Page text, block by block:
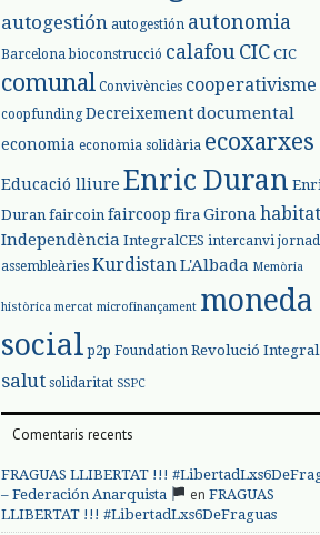
autogestión autogestión autonomia
Barcelona bioconstrucció calafou CIC CIC
comunal Convivències cooperativisme
coopfunding Decreixementdocumental
economia economia solidària ecoxarxes
Educació lliure Enric Duran
Duran faircoin faircoop fira Girona
Independència IntegralCES intercanvi
assembleàries Kurdistan L'Albada Memòria
històrica mercat microfinançament moneda
social p2p Foundation Revolució Integral
salut solidaritat SSPC
Comentaris recents
FRAGUAS LLIBERTAT !!!
– Federación Anarquista
en FRAGUAS
LLIBERTAT !!! #LibertadLxs6DeFraguas